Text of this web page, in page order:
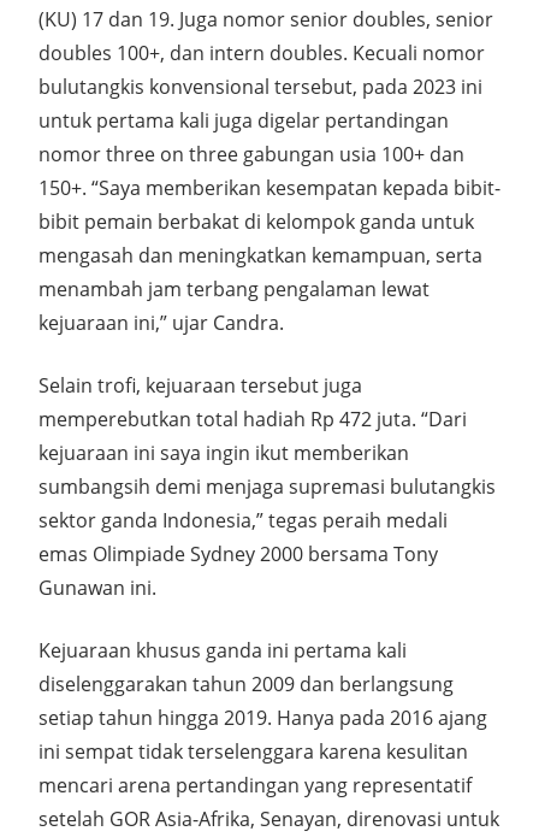
(KU) 17 dan 19. Juga nomor senior doubles, senior
doubles 100+, dan intern doubles. Kecuali nomor
bulutangkis konvensional tersebut, pada 2023 ini
untuk pertama kali juga digelar pertandingan
nomor three on three gabungan usia 100+ dan
150+. “Saya memberikan kesempatan kepada bibit-
bibit pemain berbakat di kelompok ganda untuk
mengasah dan meningkatkan kemampuan, serta
menambah jam terbang pengalaman lewat
kejuaraan ini,” ujar Candra.
Selain trofi, kejuaraan tersebut juga
memperebutkan total hadiah Rp 472 juta. “Dari
kejuaraan ini saya ingin ikut memberikan
sumbangsih demi menjaga supremasi bulutangkis
sektor ganda Indonesia,” tegas peraih medali
emas Olimpiade Sydney 2000 bersama Tony
Gunawan ini.
Kejuaraan khusus ganda ini pertama kali
diselenggarakan tahun 2009 dan berlangsung
setiap tahun hingga 2019. Hanya pada 2016 ajang
ini sempat tidak terselenggara karena kesulitan
mencari arena pertandingan yang representatif
setelah GOR Asia-Afrika, Senayan, direnovasi untuk